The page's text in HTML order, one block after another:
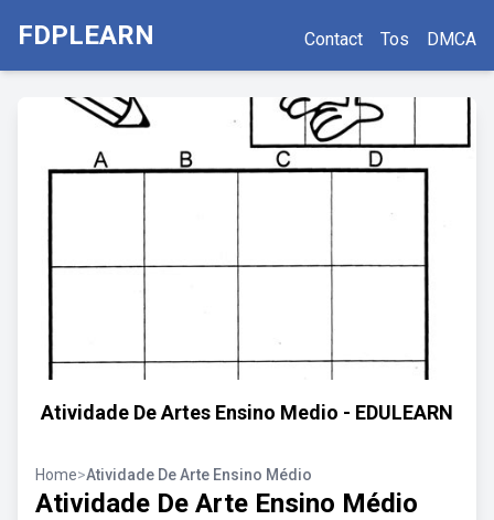
FDPLEARN Contact Tos DMCA
Atividade De Artes Ensino Medio - EDULEARN
Home>Atividade De Arte Ensino Médio
Atividade De Arte Ensino Médio